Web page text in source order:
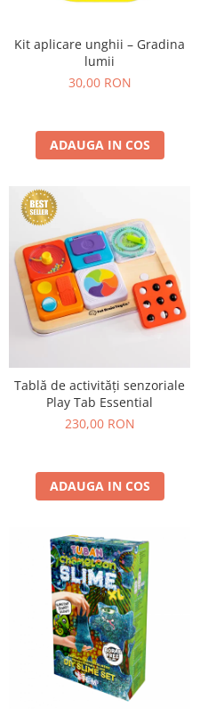
Kit aplicare unghii – Gradina
lumii
30,00 RON
ADAUGA IN COS
Tablă de activități senzoriale
Play Tab Essential
230,00 RON
ADAUGA IN COS